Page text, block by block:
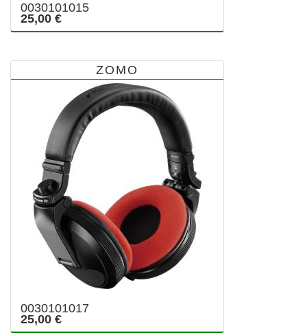
0030101015
25,00 €
ZOMO
0030101017
25,00 €